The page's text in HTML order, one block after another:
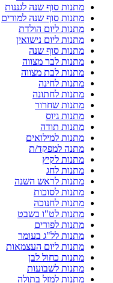
מתנות סוף שנה לגננות
מתנות סוף שנה למורים
מתנות ליום הולדת
מתנות ליום נישואין
מתנות סוף שנה
מתנות לבר מצווה
מתנות לבת מצווה
מתנות לחינה
מתנות לחתונה
מתנות שחרור
מתנות גיוס
מתנות תודה
מתנות למילואים
מתנה למפקד/ת
מתנות לקיץ
מתנות לחג
מתנות לראש השנה
מתנות לסוכות
מתנות לחנוכה
מתנות לט"ו בשבט
מתנות לפורים
מתנות לל"ג בעומר
מתנות ליום העצמאות
מתנות כחול לבן
מתנות לשבועות
מתנות למזל בתולה